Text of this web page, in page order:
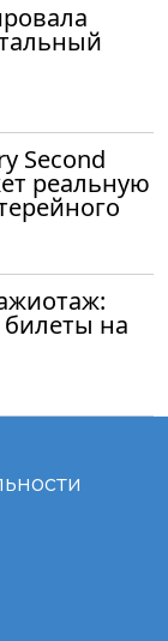
Second
реальную
билеты на